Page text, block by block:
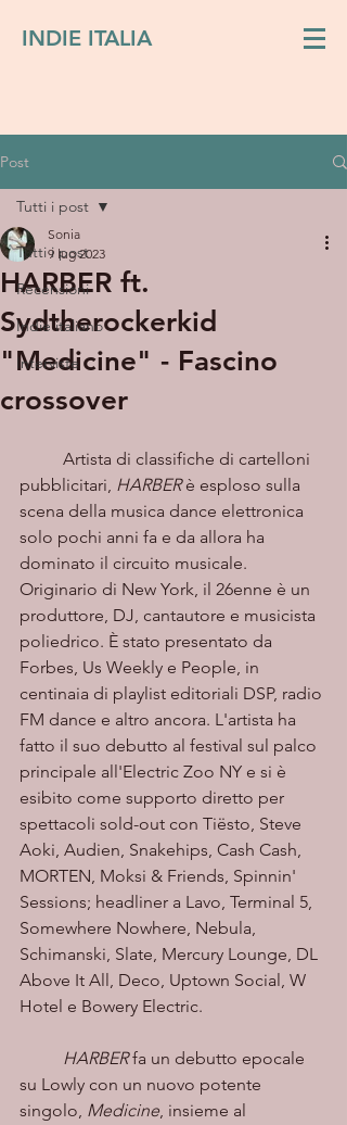
INDIE ITALIA
Post
Tutti i post
Recensioni
Indie italiano
Interviste
Tutti i post
HARBER ft.
Sydtherockerkid
"Medicine" - Fascino
crossover
Sonia
9 lug 2023
pubblicitari, HARBER è esploso sulla
scena della musica dance elettronica
solo pochi anni fa e da allora ha
dominato il circuito musicale.
Originario di New York, il 26enne è un
produttore, DJ, cantautore e musicista
poliedrico. È stato presentato da
Forbes, Us Weekly e People, in
centinaia di playlist editoriali DSP, radio
FM dance e altro ancora. L'artista ha
fatto il suo debutto al festival sul palco
principale all'Electric Zoo NY e si è
esibito come supporto diretto per
spettacoli sold-out con Tiësto, Steve
Aoki, Audien, Snakehips, Cash Cash,
MORTEN, Moksi & Friends, Spinnin'
Sessions; headliner a Lavo, Terminal 5,
Somewhere Nowhere, Nebula,
Schimanski, Slate, Mercury Lounge, DL
Above It All, Deco, Uptown Social, W
Hotel e Bowery Electric.
HARBER fa un debutto epocale
su Lowly con un nuovo potente
singolo, Medicine, insieme al